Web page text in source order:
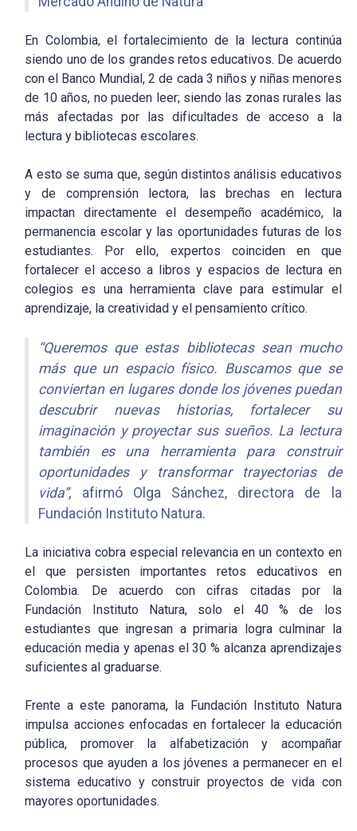
En Colombia, el fortalecimiento de la lectura continúa
siendo uno de los grandes retos educativos. De acuerdo
con el Banco Mundial, 2 de cada 3 niños y niñas menores
de 10 años, no pueden leer; siendo las zonas rurales las
más afectadas por las dificultades de acceso a la
lectura y bibliotecas escolares.
A esto se suma que, según distintos análisis educativos
y de comprensión lectora, las brechas en lectura
impactan directamente el desempeño académico, la
permanencia escolar y las oportunidades futuras de los
estudiantes. Por ello, expertos coinciden en que
fortalecer el acceso a libros y espacios de lectura en
colegios es una herramienta clave para estimular el
aprendizaje, la creatividad y el pensamiento crítico.
“Queremos que estas bibliotecas sean mucho
más que un espacio físico. Buscamos que se
conviertan en lugares donde los jóvenes puedan
descubrir nuevas historias, fortalecer su
imaginación y proyectar sus sueños. La lectura
también es una herramienta para construir
oportunidades y transformar trayectorias de
vida”, afirmó Olga Sánchez, directora de la
Fundación Instituto Natura.
La iniciativa cobra especial relevancia en un contexto en
el que persisten importantes retos educativos en
Colombia. De acuerdo con cifras citadas por la
Fundación Instituto Natura, solo el 40 % de los
estudiantes que ingresan a primaria logra culminar la
educación media y apenas el 30 % alcanza aprendizajes
suficientes al graduarse.
Frente a este panorama, la Fundación Instituto Natura
impulsa acciones enfocadas en fortalecer la educación
pública, promover la alfabetización y acompañar
procesos que ayuden a los jóvenes a permanecer en el
sistema educativo y construir proyectos de vida con
mayores oportunidades.